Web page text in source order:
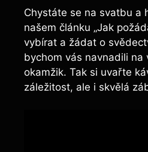
Chystáte se na svatbu a
našem článku „Jak
vybírat a žádat o
bychom vás navnadili
okamžik. Tak si uvařte
záležitost, ale i skvělá